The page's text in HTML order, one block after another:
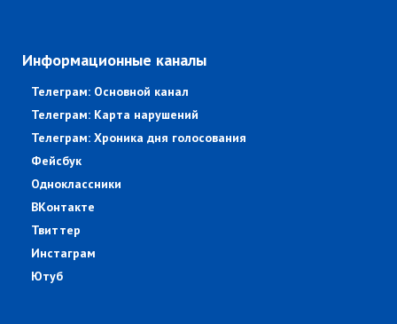
Информационные каналы
Телеграм: Основной канал
Телеграм: Карта нарушений
Телеграм: Хроника дня голосования
Фейсбук
Одноклассники
ВКонтакте
Твиттер
Инстаграм
Ютуб